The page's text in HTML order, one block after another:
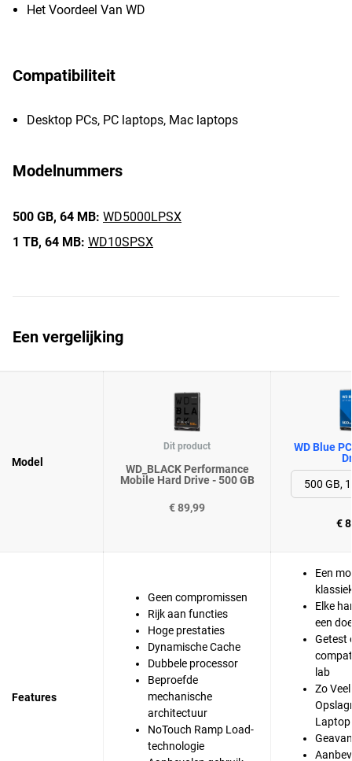
Het Voordeel Van WD
Compatibiliteit
Desktop PCs, PC laptops, Mac laptops
Modelnummers
500 GB, 64 MB: WD5000LPSX
1 TB, 64 MB: WD10SPSX
Een vergelijking
Model
Dit product
WD_BLACK Performance
Mobile Hard Drive - 500 GB
€ 89,99
WD Blue
€
Features
Geen compromissen
Rijk aan functies
Hoge prestaties
Dynamische Cache
Dubbele processor
Beproefde
mechanische
architectuur
NoTouch Ramp Load-
technologie
Een
Elke
een
Getest
lab
Zo
Laptop